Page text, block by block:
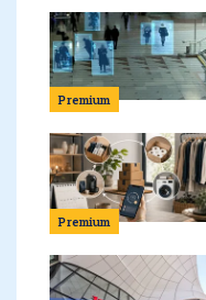
Premium
Premium